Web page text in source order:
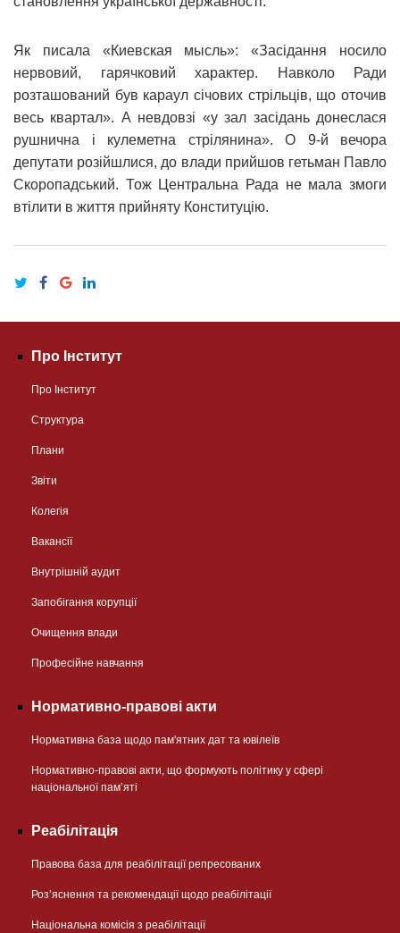
Як писала «Киевская мысль»: «Засідання носило
нервовий, гарячковий характер. Навколо Ради
розташований був караул січових стрільців, що оточив
весь квартал». А невдовзі «у зал засідань донеслася
рушнична і кулеметна стрілянина». О 9-й вечора
депутати розійшлися, до влади прийшов гетьман Павло
Скоропадський. Тож Центральна Рада не мала змоги
втілити в життя прийняту Конституцію.
Про Інститут
Про Інститут
Структура
Плани
Звіти
Колегія
Вакансії
Внутрішній аудит
Запобігання корупції
Очищення влади
Професійне навчання
Нормативно-правові акти
Нормативна база щодо пам'ятних дат та ювілеїв
Нормативно-правові акти, що формують політику у сфері
національної памʼяті
Реабілітація
Правова база для реабілітації репресованих
Розʼяснення та рекомендації щодо реабілітації
Національна комісія з реабілітації